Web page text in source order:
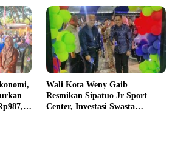
Wali Kota Weny Gaib
Resmikan Sipatuo Jr Sport
Center, Investasi Swasta